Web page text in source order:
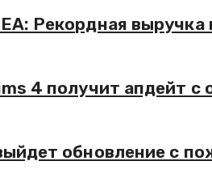
Рекордная выручка
4 получит апдейт с
обновление с